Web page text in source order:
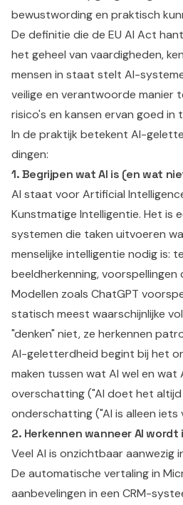
bewustwording en praktisch
De definitie die de EU AI Act
het geheel van vaardigheden,
mensen in staat stelt AI-
veilige en verantwoorde manier
risico's en kansen ervan goed in
In de praktijk betekent AI-
dingen:
1. Begrijpen wat AI is (en wat
AI staat voor Artificial
Kunstmatige Intelligentie. Het is
systemen die taken uitvoeren
menselijke intelligentie nodig is:
beeldherkenning, voorspellingen
Modellen zoals ChatGPT
statisch meest waarschijnlijke
"denken" niet, ze herkennen
AI-geletterdheid begint bij het
maken tussen wat AI wel en wat
overschatting ("AI doet het
onderschatting ("AI is alleen
2. Herkennen wanneer AI
Veel AI is onzichtbaar aanwezig
De automatische vertaling in
aanbevelingen in een CRM-